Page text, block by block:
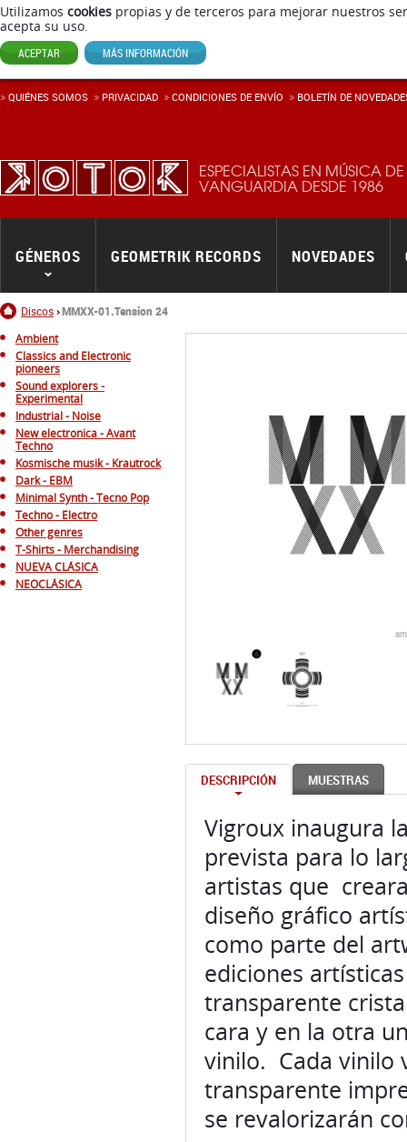
Utilizamos cookies propias y de terceros para mejorar nuestros
acepta su uso.
ACEPTAR MÁS INFORMACIÓN
ESPECIALISTAS EN MÚSICA DE
VANGUARDIA DESDE 1986
Inicio
Discos MMXX-01.Tension 24
GÉNEROS GEOMETRIK RECORDS NOVEDADES
QUIÉNES SOMOS PRIVACIDAD CONDICIONES DE ENVÍ­O BOLETÍN DE
Ambient
Classics and Electronic
pioneers
Sound explorers -
Experimental
Industrial - Noise
New electronica - Avant
Techno
Kosmische musik - Krautrock
Dark - EBM
Minimal Synth - Tecno Pop
Techno - Electro
Other genres
T-Shirts - Merchandising
NUEVA CLÁSICA
NEOCLÁSICA
DESCRIPCIÓN MUESTRAS
Vigroux inaugura
prevista para lo
artistas que
diseño gráfico
como parte del
ediciones
transparente
cara y en la otra
vinilo. Cada vinilo
transparente
se revalorizarán